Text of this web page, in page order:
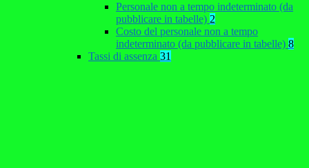
Personale non a tempo indeterminato (da
pubblicare in tabelle) 2
Costo del personale non a tempo
indeterminato (da pubblicare in tabelle) 8
Tassi di assenza 31